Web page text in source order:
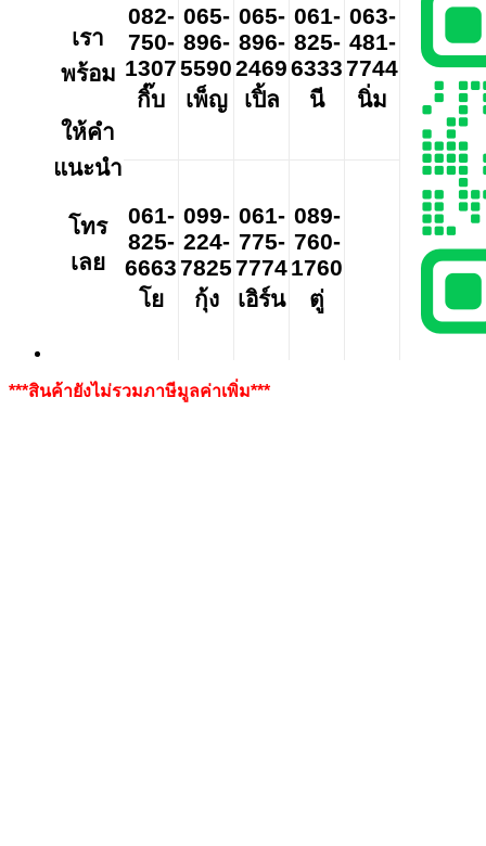
เรา
พร้อม
ให้คำ
แนะนำ
โทร
เลย
082-
750-
1307
กิ๊บ
065-
896-
5590
เพ็ญ
065-
896-
2469
เปิ้ล
061-
825-
6333
นี
063-
481-
7744
นิ่ม
061-
825-
6663
โย
099-
224-
7825
กุ้ง
061-
775-
7774
เอิร์น
089-
760-
1760
ตู่
***สินค้ายังไม่รวมภาษีมูลค่าเพิ่ม***